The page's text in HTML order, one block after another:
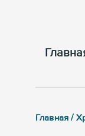
Главная /